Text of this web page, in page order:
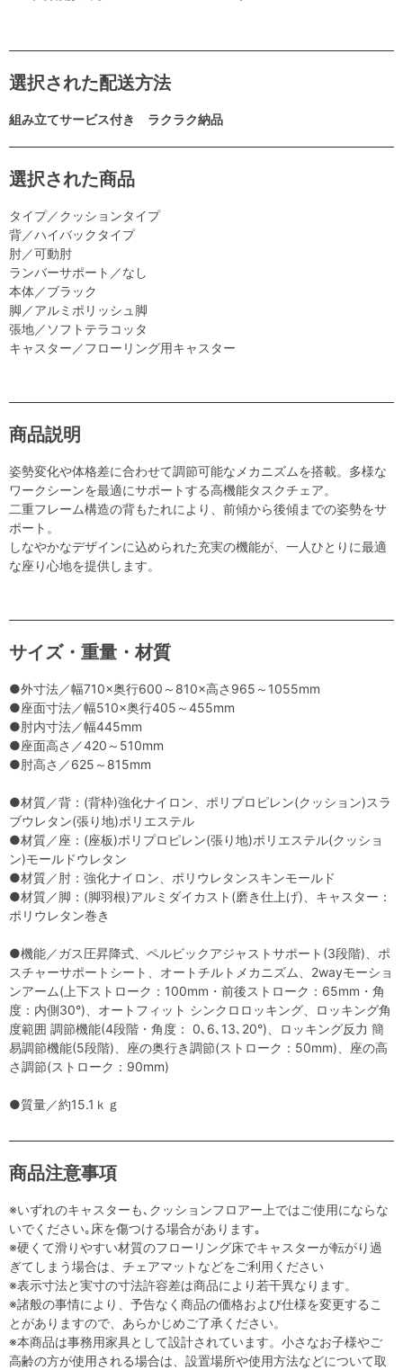
選択された配送方法
組み立てサービス付き ラクラク納品
選択された商品
タイプ／クッションタイプ
背／ハイバックタイプ
肘／可動肘
ランバーサポート／なし
本体／ブラック
脚／アルミポリッシュ脚
張地／ソフトテラコッタ
キャスター／フローリング用キャスター
商品説明
姿勢変化や体格差に合わせて調節可能なメカニズムを搭載。多様な
ワークシーンを最適にサポートする高機能タスクチェア。
二重フレーム構造の背もたれにより、前傾から後傾までの姿勢をサ
ポート。
しなやかなデザインに込められた充実の機能が、一人ひとりに最適
な座り心地を提供します。
サイズ・重量・材質
●外寸法／幅710×奥行600～810×高さ965～1055mm
●座面寸法／幅510×奥行405～455mm
●肘内寸法／幅445mm
●座面高さ／420～510mm
●肘高さ／625～815mm
●材質／背：(背枠)強化ナイロン、ポリプロピレン(クッション)スラ
ブウレタン(張り地)ポリエステル
●材質／座：(座板)ポリプロピレン(張り地)ポリエステル(クッショ
ン)モールドウレタン
●材質／肘：強化ナイロン、ポリウレタンスキンモールド
●材質／脚：(脚羽根)アルミダイカスト(磨き仕上げ)、キャスター：
ポリウレタン巻き
●機能／ガス圧昇降式、ペルビックアジャストサポート(3段階)、ポ
スチャーサポートシート、オートチルトメカニズム、2wayモーショ
ンアーム(上下ストローク：100mm・前後ストローク：65mm・角
度：内側30°)、オートフィット シンクロロッキング、ロッキング角
度範囲 調節機能(4段階・角度： 0､6､13､20°)、ロッキング反力 簡
易調節機能(5段階)、座の奥行き調節(ストローク：50mm)、座の高
さ調節(ストローク：90mm)
●質量／約15.1ｋｇ
商品注意事項
※いずれのキャスターも､クッションフロアー上ではご使用にならな
いでください｡床を傷つける場合があります｡
※硬くて滑りやすい材質のフローリング床でキャスターが転がり過
ぎてしまう場合は、チェアマットなどをご利用ください
※表示寸法と実寸の寸法許容差は商品により若干異なります。
※諸般の事情により、予告なく商品の価格および仕様を変更するこ
とがありますので、あらかじめご了承ください。
※本商品は事務用家具として設計されています。小さなお子様やご
高齢の方が使用される場合は、設置場所や使用方法などについて取